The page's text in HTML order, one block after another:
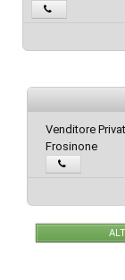
Venditore
Frosinone